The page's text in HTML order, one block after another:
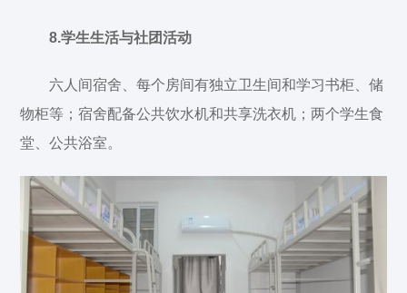
8.学生生活与社团活动
六人间宿舍、每个房间有独立卫生间和学习书柜、储
物柜等；宿舍配备公共饮水机和共享洗衣机；两个学生食
堂、公共浴室。